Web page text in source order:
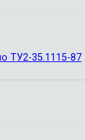
ТУ2-35.1115-87